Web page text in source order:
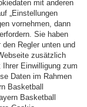
Seniorenfußball